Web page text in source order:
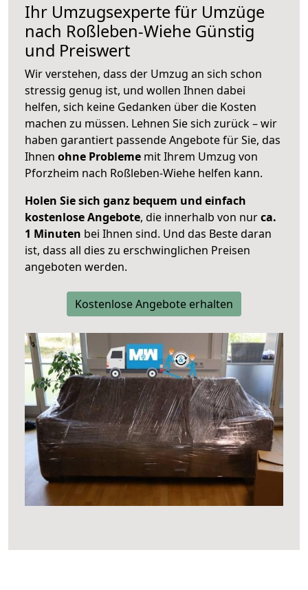
Ihr Umzugsexperte für Umzüge
nach Roßleben-Wiehe Günstig
und Preiswert
Wir verstehen, dass der Umzug an sich schon
stressig genug ist, und wollen Ihnen dabei
helfen, sich keine Gedanken über die Kosten
machen zu müssen. Lehnen Sie sich zurück – wir
haben garantiert passende Angebote für Sie, das
Ihnen ohne Probleme mit Ihrem Umzug von
Pforzheim nach Roßleben-Wiehe helfen kann.
Holen Sie sich ganz bequem und einfach
kostenlose Angebote, die innerhalb von nurca.
1 Minuten bei Ihnen sind. Und das Beste daran
ist, dass all dies zu erschwinglichen Preisen
angeboten werden.
Kostenlose Angebote erhalten